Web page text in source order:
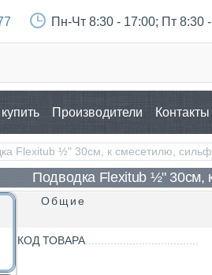
Пн-Чт 8:30 - 17:00; Пт 8:30
Производители Контакты
Flexitub ½" 30см, к смесетилю,
Подводка Flexitub ½" 30см,
Общие
КОД ТОВАРА